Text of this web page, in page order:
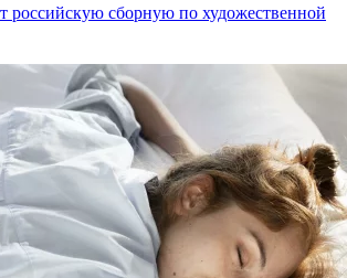
российскую сборную по художественной